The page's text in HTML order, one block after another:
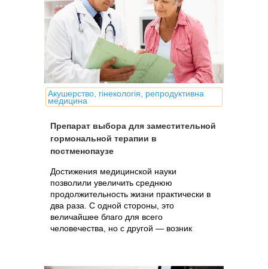
Акушерство, гінекологія, репродуктивна
медицина
Препарат выбора для заместительной
гормональной терапии в
постменопаузе
Достижения медицинской науки
позволили увеличить среднюю
продолжительность жизни практически в
два раза. С одной стороны, это
величайшее благо для всего
человечества, но с другой — возник